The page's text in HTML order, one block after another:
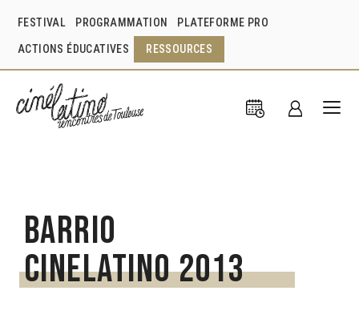
FESTIVAL PROGRAMMATION PLATEFORME PRO
ACTIONS ÉDUCATIVES RESSOURCES
Barrio
Cinelatino 2013